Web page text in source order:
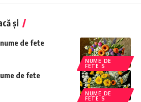
și
NUME DE
FETE S
de fete
NUME DE
FETE S
de fete